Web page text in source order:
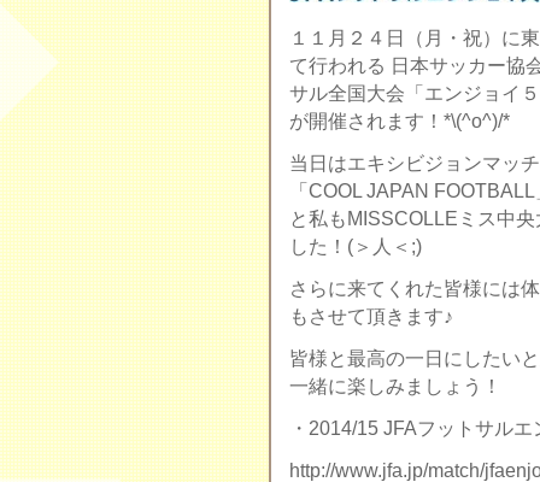
１１月２４日（月・祝）
て行われる 日本サッカー協
サル全国大会「エンジョイ
が開催されます！*\(^o^)/*
当日はエキシビジョンマッ
「COOL JAPAN
と私もMISSCOLLEミス中
した！(＞人＜;)
さらに来てくれた皆様には
もさせて頂きます♪
皆様と最高の一日にしたい
一緒に楽しみましょう！
・2014/15 JFAフットサル
http://www.jfa.jp/match/